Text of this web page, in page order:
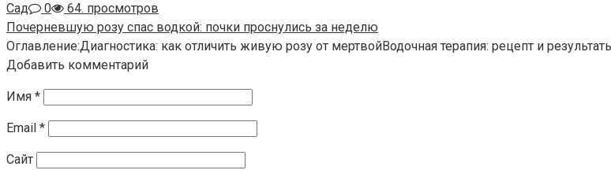
Сад 0
64. просмотров
Почерневшую розу спас водкой: почки проснулись за неделю
Оглавление:Диагностика: как отличить живую розу от мертвойВодочная терапия: рецепт и
Добавить комментарий
Имя *
Email *
Сайт